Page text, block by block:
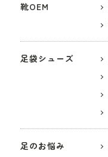
靴OEM
足袋シューズ
足のお悩み